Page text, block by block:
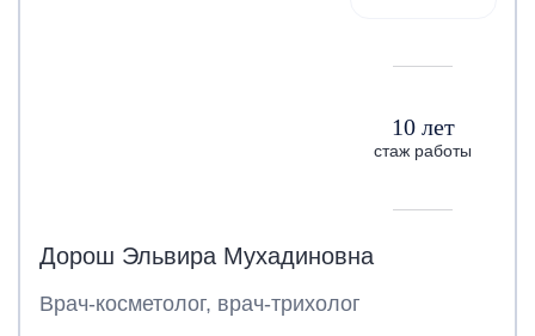
10 лет
стаж работы
Дорош Эльвира Мухадиновна
Врач-косметолог, врач-трихолог